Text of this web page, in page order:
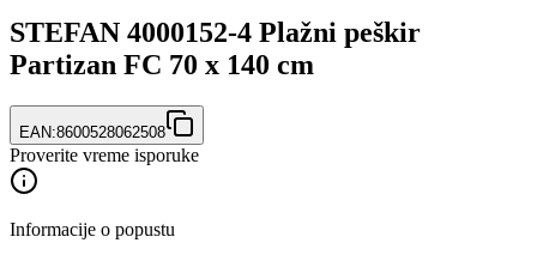
STEFAN 4000152-4 Plažni peškir
Partizan FC 70 x 140 cm
EAN:8600528062508
Proverite vreme isporuke
Informacije o popustu